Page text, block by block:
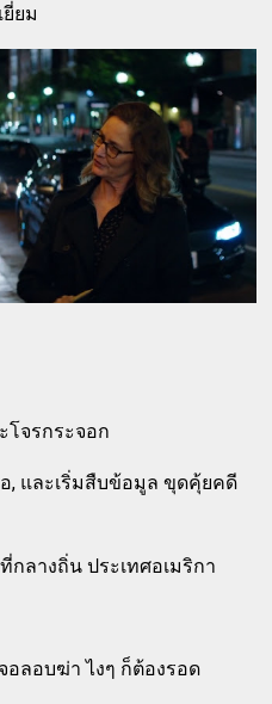
ยม
โจรกระจอก
, และเริ่มสืบข้อมูล ขุดคุ้ยคดี
กลางถิ่น ประเทศอเมริกา
อลอบฆ่า ไงๆ ก็ต้องรอด